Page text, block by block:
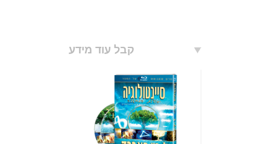
קבל עוד מידע